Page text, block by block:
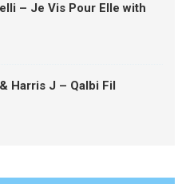
– Je Vis Pour Elle with
Harris J – Qalbi Fil